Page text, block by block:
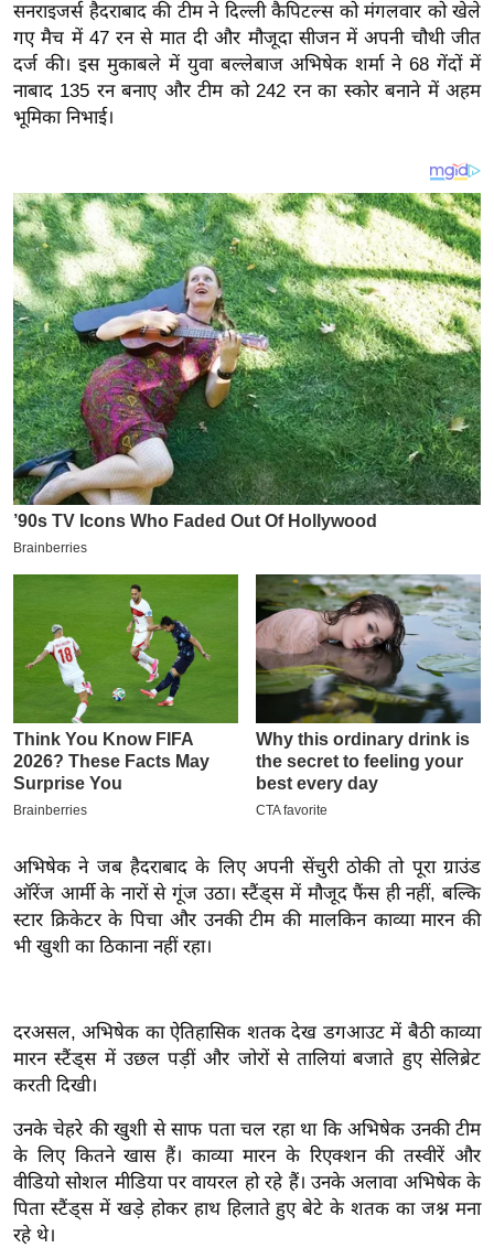
वि
शे
ष
ज्ञ
ब
ज
ट
खे
ल
क्रि
के
ट
I
P
L
2
क्रा
इ
ई
-
पे
र
मि
सा
ल
मि
सा
ल
श
ख्सि
य
त
सनराइजर्स हैदराबाद की टीम ने दिल्ली कैपिटल्स को मंगलवार को खेले
गए मैच में 47 रन से मात दी और मौजूदा सीजन में अपनी चौथी जीत
दर्ज की। इस मुकाबले में युवा बल्लेबाज अभिषेक शर्मा ने 68 गेंदों में
नाबाद 135 रन बनाए और टीम को 242 रन का स्कोर बनाने में अहम
भूमिका निभाई।
अभिषेक ने जब हैदराबाद के लिए अपनी सेंचुरी ठोकी तो पूरा ग्राउंड
ऑरेंज आर्मी के नारों से गूंज उठा। स्टैंड्स में मौजूद फैंस ही नहीं, बल्कि
स्टार क्रिकेटर के पिचा और उनकी टीम की मालकिन काव्या मारन की
भी खुशी का ठिकाना नहीं रहा।
दरअसल, अभिषेक का ऐतिहासिक शतक देख डगआउट में बैठी काव्या
मारन स्टैंड्स में उछल पड़ीं और जोरों से तालियां बजाते हुए सेलिब्रेट
करती दिखी।
उनके चेहरे की खुशी से साफ पता चल रहा था कि अभिषेक उनकी टीम
के लिए कितने खास हैं। काव्या मारन के रिएक्शन की तस्वीरें और
वीडियो सोशल मीडिया पर वायरल हो रहे हैं। उनके अलावा अभिषेक के
पिता स्टैंड्स में खड़े होकर हाथ हिलाते हुए बेटे के शतक का जश्न मना
रहे थे।